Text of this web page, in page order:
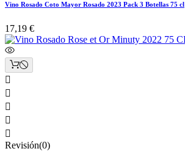
Vino Rosado Coto Mayor Rosado 2023 Pack 3 Botellas 75 cl
17,19 €





Revisión(0)